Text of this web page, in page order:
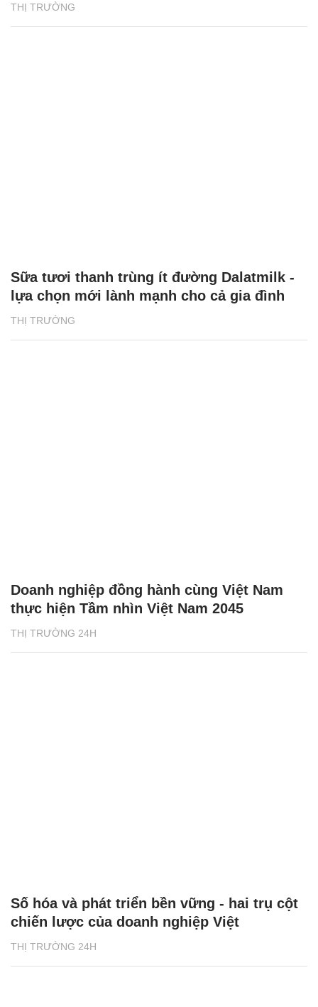
THỊ TRƯỜNG
THỊ TRƯỜNG
Sữa tươi thanh trùng ít đường Dalatmilk -
lựa chọn mới lành mạnh cho cả gia đình
THỊ TRƯỜNG 24H
Doanh nghiệp đồng hành cùng Việt Nam
thực hiện Tầm nhìn Việt Nam 2045
THỊ TRƯỜNG 24H
Số hóa và phát triển bền vững - hai trụ cột
chiến lược của doanh nghiệp Việt